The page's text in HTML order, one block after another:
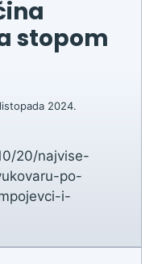
stopom
2024.
20/najvise-
po-
i-